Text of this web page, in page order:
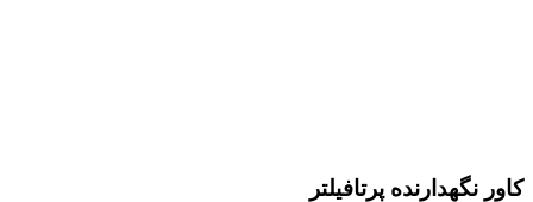
کاور نگهدارنده پرتافیلتر